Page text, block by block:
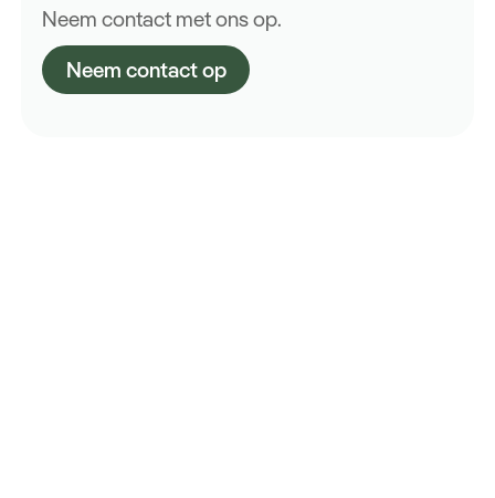
Neem contact met ons op.
Neem contact op